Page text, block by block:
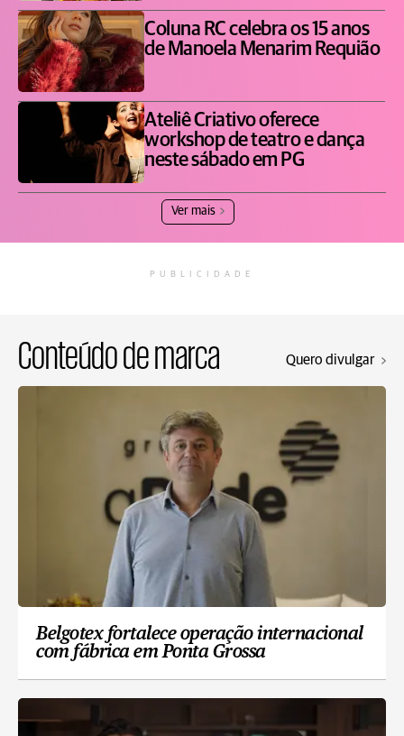
Coluna RC celebra os 15 anos
de Manoela Menarim Requião
Ateliê Criativo oferece
workshop de teatro e dança
neste sábado em PG
Ver mais
PUBLICIDADE
Conteúdo de marca Quero divulgar
Belgotex fortalece operação internacional
com fábrica em Ponta Grossa